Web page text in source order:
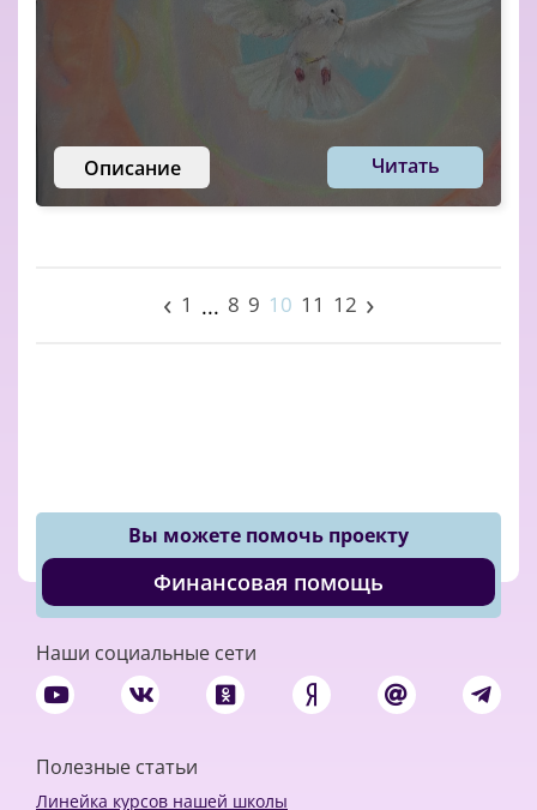
Описание Читать
‹ 1 ... 8 9 10 11 12 ›
Вы можете помочь проекту
Финансовая помощь
Наши социальные сети
Полезные статьи
Линейка курсов нашей школы